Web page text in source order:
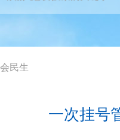
民生
一次挂号